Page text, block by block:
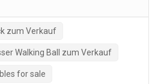
zum Verkauf
Walking Ball zum Verkauf
for sale